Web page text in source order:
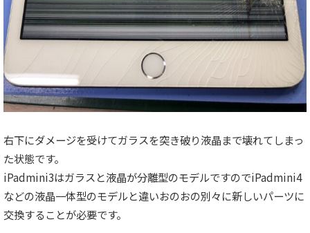
右下にダメージを受けてガラスを突き破り液晶まで壊れてしまっ
た状態です。
iPadmini3はガラスと液晶が分離型のモデルですのでiPadmini4
などの液晶一体型のモデルと違いおのおの別々に新しいパーツに
交換することが必要です。